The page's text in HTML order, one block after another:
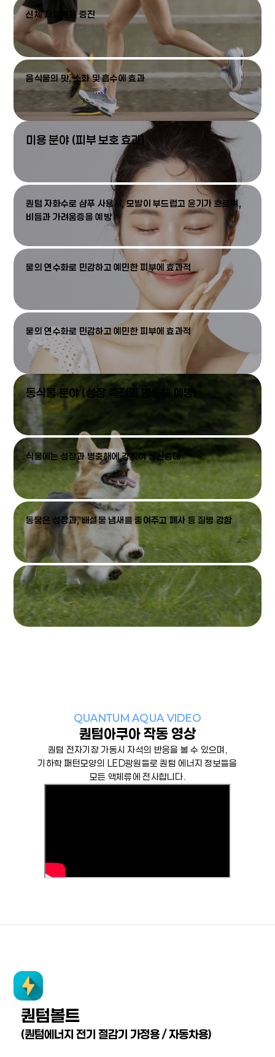
신체 저항력을 증진
음식물의 맛, 소화 및 흡수에 효과
미용 분야 (피부 보호 효과)
퀀텀 자화수로 샴푸 사용시, 모발이 부드럽고 윤기가 흐르며,
비듬과 가려움증을 예방
물의 연수화로 민감하고 예민한 피부에 효과적
물의 연수화로 민감하고 예민한 피부에 효과적
동식물 분야 (성장 촉진과 병충해 예방)
식물에는 성장과 병충해에 강하여 생산증대
동물은 성장과, 배설물 냄새를 줄여주고 폐사 등 질병 강함
QUANTUM AQUA VIDEO
퀀텀아쿠아 작동 영상
퀀텀 전자기장 가동시 자석의 반응을 볼 수 있으며,
기하학 패턴모양의 LED광원들로 퀀텀 에너지 정보들을
모든 액체류에 전사합니다.
퀀텀볼트
(퀀텀에너지 전기 절감기 가정용 / 자동차용)